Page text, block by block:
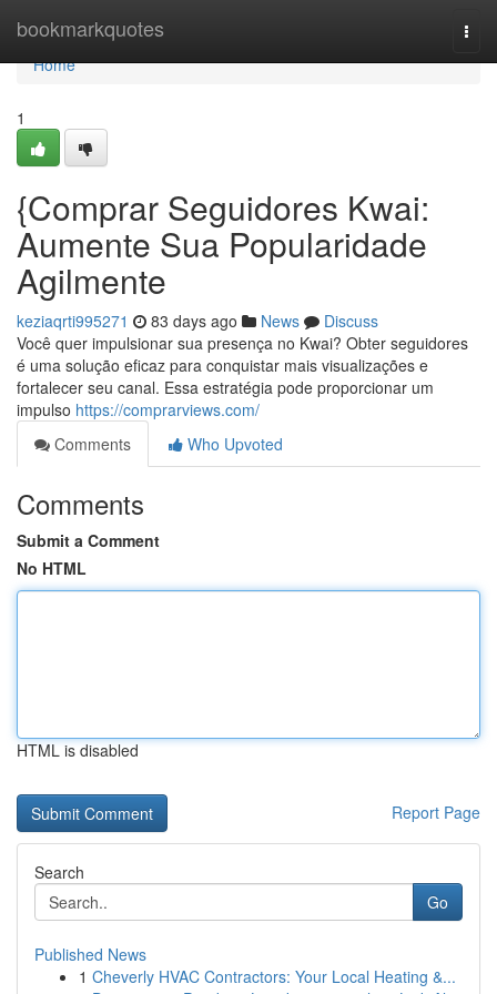
bookmarkquotes
Home
Home
1
{Comprar Seguidores Kwai:
Aumente Sua Popularidade
Agilmente
keziaqrti995271 83 days ago News
Discuss
Você quer impulsionar sua presença no Kwai? Obter seguidores
é uma solução eficaz para conquistar mais visualizações e
fortalecer seu canal. Essa estratégia pode proporcionar um
impulso https://comprarviews.com/
Comments
Who Upvoted
Comments
Submit a Comment
No HTML
HTML is disabled
Report Page
Search
Go
Published News
1 Cheverly HVAC Contractors: Your Local Heating &...